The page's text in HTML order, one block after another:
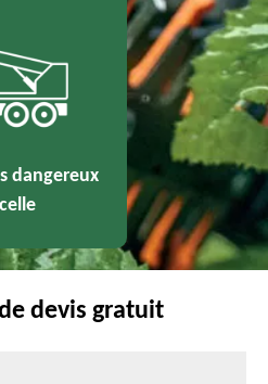
dangereux
devis gratuit